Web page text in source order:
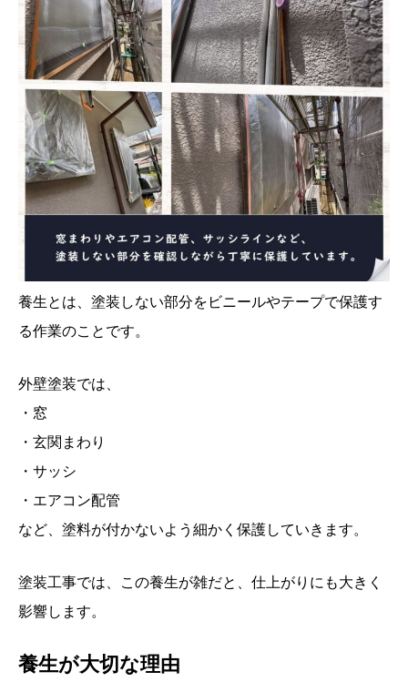
養生とは、塗装しない部分をビニールやテープで保護す
る作業のことです。
外壁塗装では、
・窓
・玄関まわり
・サッシ
・エアコン配管
など、塗料が付かないよう細かく保護していきます。
塗装工事では、この養生が雑だと、仕上がりにも大きく
影響します。
養生が大切な理由